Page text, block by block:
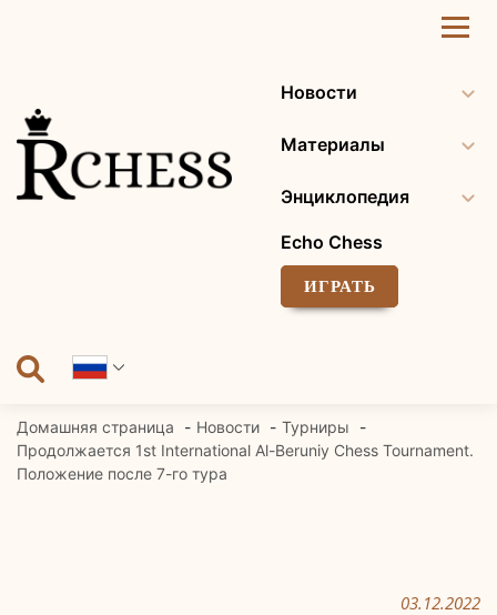
Новости
Материалы
Энциклопедия
Echo Chess
ИГРАТЬ
Домашняя страница Новости
Турниры
Продолжается 1st International Al-Beruniy Chess Tournament.
Положение после 7-го тура
03.12.2022